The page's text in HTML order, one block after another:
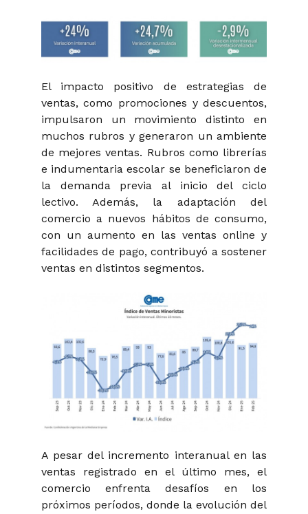
El impacto positivo de estrategias de
ventas, como promociones y descuentos,
impulsaron un movimiento distinto en
muchos rubros y generaron un ambiente
de mejores ventas. Rubros como librerías
e indumentaria escolar se beneficiaron de
la demanda previa al inicio del ciclo
lectivo. Además, la adaptación del
comercio a nuevos hábitos de consumo,
con un aumento en las ventas online y
facilidades de pago, contribuyó a sostener
ventas en distintos segmentos.
A pesar del incremento interanual en las
ventas registrado en el último mes, el
comercio enfrenta desafíos en los
próximos períodos, donde la evolución del